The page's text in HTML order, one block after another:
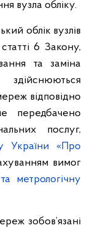
вузла обліку.
облік вузлів
6 Закону,
та заміна
відповідно
передбачено
послуг,
України «Про
вимог
метрологічну
зобов’язані